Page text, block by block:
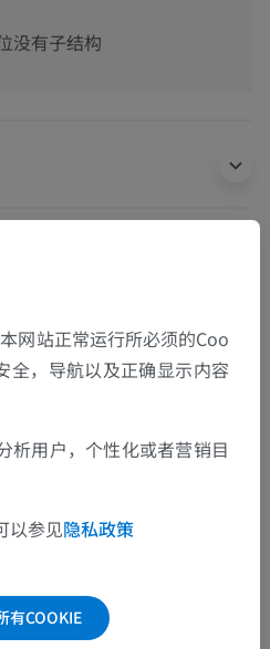
没有子结构
检举错误
网站正常运行所必须的Coo
全，导航以及正确显示内容
析用户，个性化或者营销目
以参见隐私政策
有COOKIE